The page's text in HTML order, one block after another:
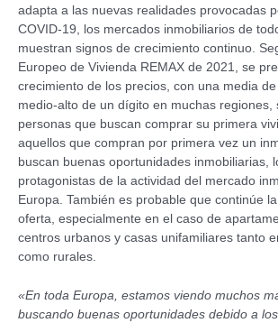
adapta a las nuevas realidades provocadas
COVID-19, los mercados inmobiliarios de
muestran signos de crecimiento continuo.
Europeo de Vivienda REMAX de 2021, se
crecimiento de los precios, con una media
medio-alto de un dígito en muchas regiones,
personas que buscan comprar su primera
aquellos que compran por primera vez un
buscan buenas oportunidades inmobiliarias,
protagonistas de la actividad del mercado
Europa. También es probable que continúe
oferta, especialmente en el caso de
centros urbanos y casas unifamiliares tanto
como rurales.
«En toda Europa, estamos viendo muchos
buscando buenas oportunidades debido a